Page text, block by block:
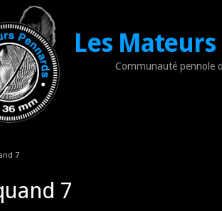
Les
Communauté pennole
ici
7
7